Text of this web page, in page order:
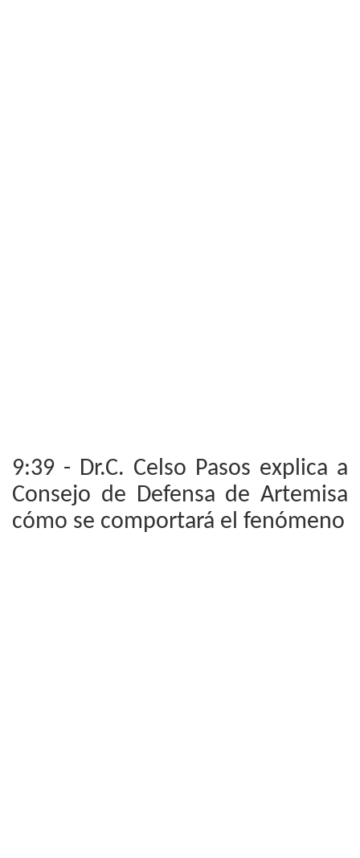
9:39 - Dr.C. Celso Pasos explica a
Consejo de Defensa de Artemisa
cómo se comportará el fenómeno